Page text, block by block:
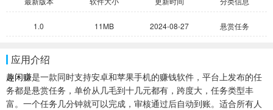
1.0 11MB 2024-08-27 悬赏任务
应用介绍
趣闲赚是一款同时支持安卓和苹果手机的赚钱软件，平台上发布的任
务都是悬赏任务，单价从几毛到十几元都有，跨度大，任务类型丰
富。一个任务几分钟就可以完成，审核通过后自动到账。适合所有人